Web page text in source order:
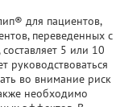
для пациентов,
переведенных с
5 или 10
руководствоваться
во внимание риск
необходимо